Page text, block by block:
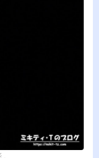
ネット関連
魚などの記事